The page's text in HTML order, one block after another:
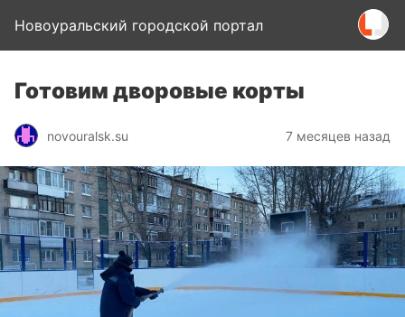
Новоуральский городской портал
Готовим дворовые корты
novouralsk.su 7 месяцев назад